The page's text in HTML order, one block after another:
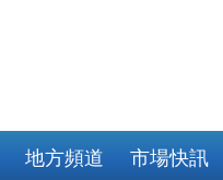
地方頻道 市場快訊